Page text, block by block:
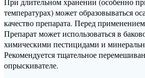
температурах) может образовываться
качество препарата. Перед
Препарат может использоваться в
химическими пестицидами и
Рекомендуется тщательное
опрыскивателе.